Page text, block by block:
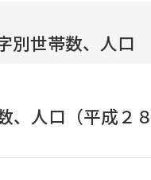
別世帯数、人口
、人口（平成２